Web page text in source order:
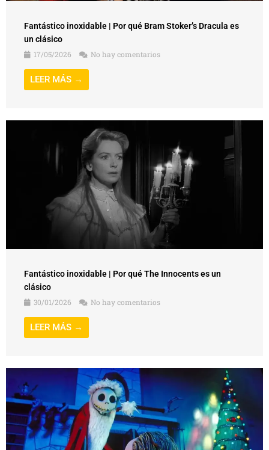
Fantástico inoxidable | Por qué Bram Stoker’s Dracula es
un clásico
17/05/2026
No hay comentarios
LEER MÁS →
Fantástico inoxidable | Por qué The Innocents es un
clásico
30/01/2026
No hay comentarios
LEER MÁS →